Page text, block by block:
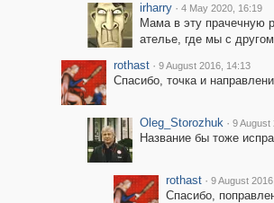
irharry · 4 May 2020, 16:19
Мама в эту прачечную
ателье, где мы с
rothast · 9 August 2016, 14:13
Спасибо, точка и
Oleg_Storozhuk · 9 August
Название бы тоже
rothast · 9 August
Спасибо,